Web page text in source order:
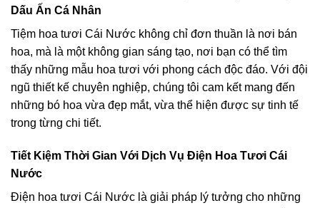
Dấu Ấn Cá Nhân
Tiệm hoa tươi Cái Nước không chỉ đơn thuần là nơi bán
hoa, mà là một không gian sáng tạo, nơi bạn có thể tìm
thấy những mẫu hoa tươi với phong cách độc đáo. Với đội
ngũ thiết kế chuyên nghiệp, chúng tôi cam kết mang đến
những bó hoa vừa đẹp mắt, vừa thể hiện được sự tinh tế
trong từng chi tiết.
Tiết Kiệm Thời Gian Với Dịch Vụ Điện Hoa Tươi Cái
Nước
Điện hoa tươi Cái Nước là giải pháp lý tưởng cho những